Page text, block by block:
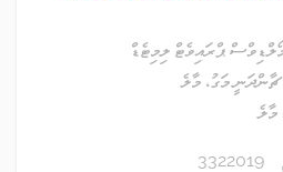
ޕްރައިވެޓް ލިމިޓެޑް
މަގު، މާލެ
މާލެ
3322019